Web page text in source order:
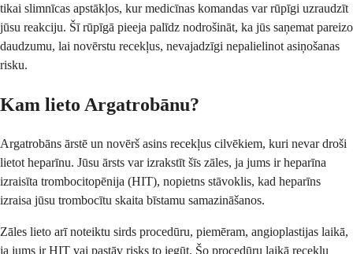
tikai slimnīcas apstākļos, kur medicīnas komandas var rūpīgi uzraudzīt
jūsu reakciju. Šī rūpīgā pieeja palīdz nodrošināt, ka jūs saņemat pareizo
daudzumu, lai novērstu recekļus, nevajadzīgi nepalielinot asiņošanas
risku.
Kam lieto Argatrobānu?
Argatrobāns ārstē un novērš asins recekļus cilvēkiem, kuri nevar droši
lietot heparīnu. Jūsu ārsts var izrakstīt šīs zāles, ja jums ir heparīna
izraisīta trombocitopēnija (HIT), nopietns stāvoklis, kad heparīns
izraisa jūsu trombocītu skaita bīstamu samazināšanos.
Zāles lieto arī noteiktu sirds procedūru, piemēram, angioplastijas laikā,
ja jums ir HIT vai pastāv risks to iegūt. Šo procedūru laikā recekļu